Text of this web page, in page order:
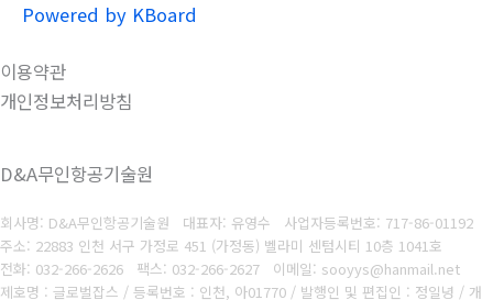
Powered by KBoard
이용약관
개인정보처리방침
D&A무인항공기술원
회사명: D&A무인항공기술원 대표자: 유영수 사업자등록번호: 717-86-01192
주소: 22883 인천 서구 가정로 451 (가정동) 벨라미 센텀시티 10층 1041호
전화: 032-266-2626
팩스: 032-266-2627
이메일: sooyys@hanmail.net
제호명 : 글로벌잡스 / 등록번호 : 인천, 아01770 / 발행인 및 편집인 : 정일녕 / 개